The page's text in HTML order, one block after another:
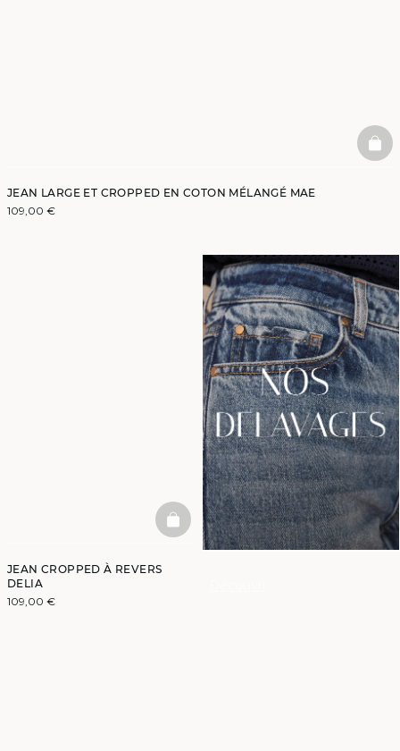
JEAN LARGE ET CROPPED EN COTON MÉLANGÉ MAE
109,00 €
JEAN CROPPED À REVERS
DELIA
109,00 €
BASKETFULL